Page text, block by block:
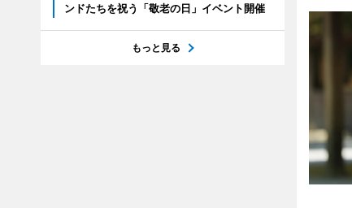
ンドたちを祝う「敬老の日」イベント開催
もっと見る